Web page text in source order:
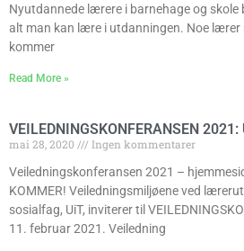
Nyutdannede lærere i barnehage og skole
alt man kan lære i utdanningen. Noe lærer
kommer
Read More »
VEILEDNINGSKONFERANSEN
mai 28, 2020
Ingen kommentarer
Veiledningskonferansen 2021 –
KOMMER! Veiledningsmiljøene ved
sosialfag, UiT, inviterer til
11. februar 2021. Veiledning